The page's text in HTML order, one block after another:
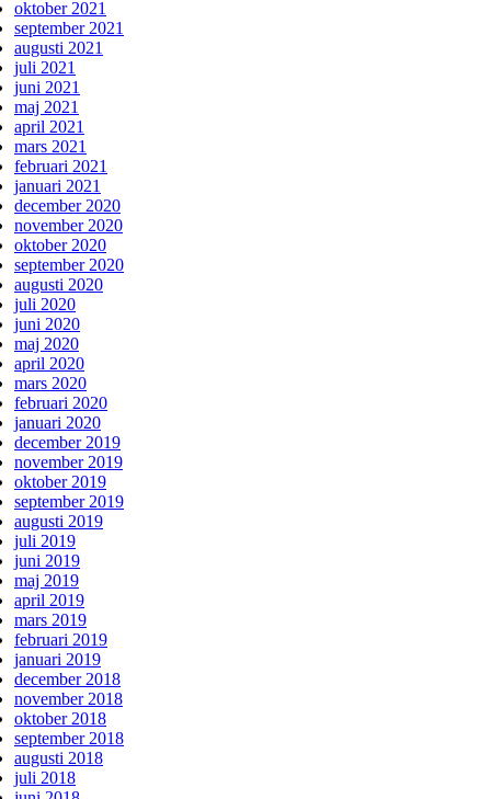
oktober 2021
september 2021
augusti 2021
juli 2021
juni 2021
maj 2021
april 2021
mars 2021
februari 2021
januari 2021
december 2020
november 2020
oktober 2020
september 2020
augusti 2020
juli 2020
juni 2020
maj 2020
april 2020
mars 2020
februari 2020
januari 2020
december 2019
november 2019
oktober 2019
september 2019
augusti 2019
juli 2019
juni 2019
maj 2019
april 2019
mars 2019
februari 2019
januari 2019
december 2018
november 2018
oktober 2018
september 2018
augusti 2018
juli 2018